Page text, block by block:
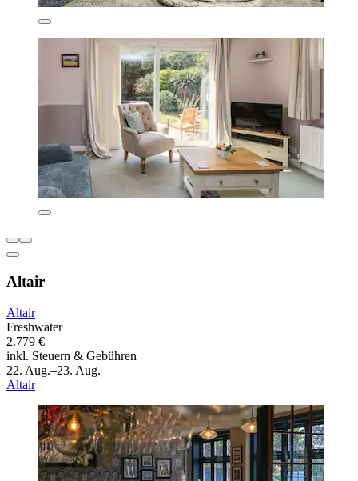
Altair
Altair
Freshwater
2.779 €
inkl. Steuern & Gebühren
22. Aug.–23. Aug.
Altair